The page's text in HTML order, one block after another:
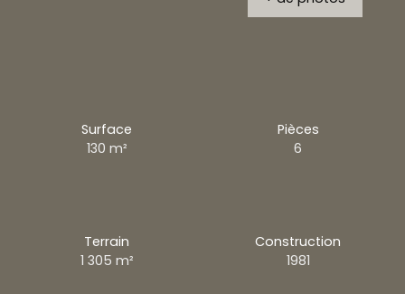
Surface
130 m²
Pièces
6
Terrain
1 305 m²
Construction
1981